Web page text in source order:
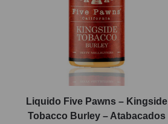
Liquido Five Pawns – Kingside
Tobacco Burley – Atabacados